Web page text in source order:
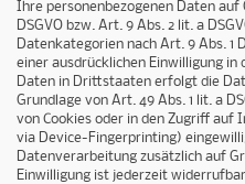
Ihre personenbezogenen Daten auf
DSGVO bzw. Art. 9 Abs. 2 lit. a
Datenkategorien nach Art. 9 Abs. 1
einer ausdrücklichen Einwilligung
Daten in Drittstaaten erfolgt die
Grundlage von Art. 49 Abs. 1 lit. a
von Cookies oder in den Zugriff auf
via Device-Fingerprinting)
Datenverarbeitung zusätzlich auf
Einwilligung ist jederzeit